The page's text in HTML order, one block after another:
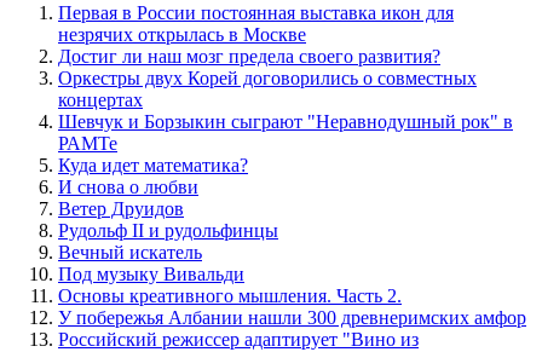
Первая в России постоянная выставка икон для
незрячих открылась в Москве
Достиг ли наш мозг предела своего развития?
Оркестры двух Корей договорились о совместных
концертах
Шевчук и Борзыкин сыграют "Неравнодушный рок" в
РАМТе
Куда идет математика?
И снова о любви
Ветер Друидов
Рудольф II и рудольфинцы
Вечный искатель
Под музыку Вивальди
Основы креативного мышления. Часть 2.
У побережья Албании нашли 300 древнеримских амфор
Российский режиссер адаптирует "Вино из